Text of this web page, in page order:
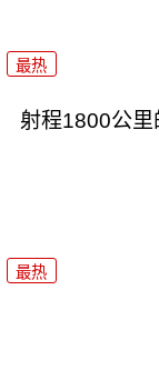
最热
射程1800公里
最热